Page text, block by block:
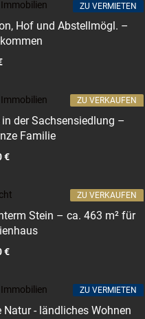
Hof und Abstellmögl. –
ZU VERMIETEN
der Sachsensiedlung –
Familie
€
ZU VERKAUFEN
Stein – ca. 463 m² für
€
ZU VERKAUFEN
- ländliches Wohnen
ZU VERMIETEN